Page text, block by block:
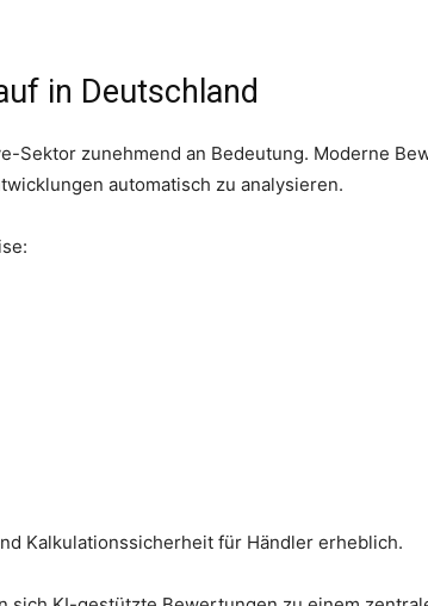
in Deutschland
Sektor zunehmend an Bedeutung. Moderne
automatisch zu analysieren.
Kalkulationssicherheit für Händler erheblich.